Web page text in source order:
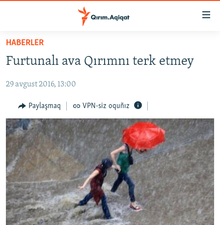
Esas
qaytmaq
navigatsiyağa
qaytmaq
Qıdıruvğa
qaytmaq
İQTİSADİYAT
CEMİYET
MEDENİYET
İNSAN AQLARI
VİDEO
SÜRET
BLOGLAR
FİKİR
HABERLER
Furtunalı ava Qırımnı terk etmey
29 avgust 2016, 13:00
Paylaşmaq VPN-siz oquñız